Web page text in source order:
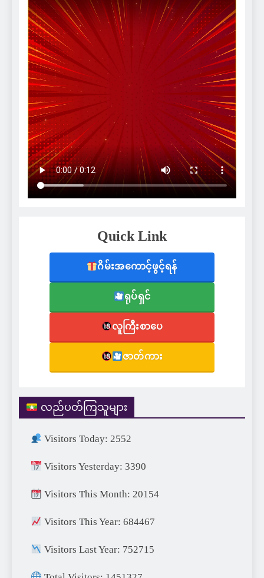
Quick Link
ဂိမ်းအကောင့်ဖွင့်ရန်
ရုပ်ရှင်
လူကြီးစာပေ
ဇာတ်ကား
လည်ပတ်ကြသူများ
Visitors Today: 2552
Visitors Yesterday: 3390
Visitors This Month: 20154
Visitors This Year: 684467
Visitors Last Year: 752715